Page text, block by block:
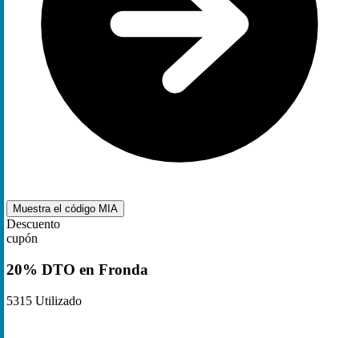
Muestra el código MIA
Descuento
cupón
20% DTO en Fronda
5315 Utilizado